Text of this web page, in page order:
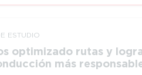
ESTUDIO
optimizado rutas y
más